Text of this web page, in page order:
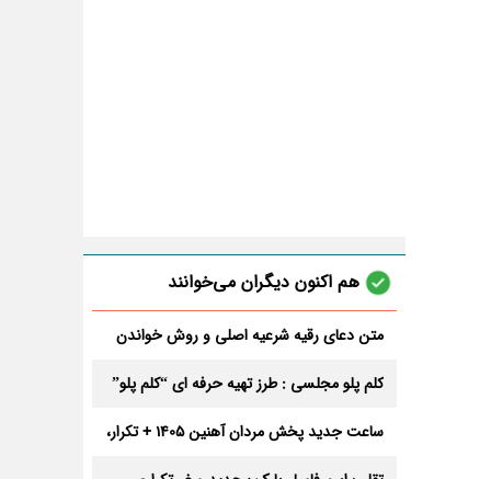
هم اکنون دیگران می‌خوانند
متن دعای رقیه شرعیه اصلی و روش خواندن
کلم پلو مجلسی : طرز تهیه حرفه ای “کلم پلو”
ساعت جدید پخش مردان آهنین 1405 + تکرار،